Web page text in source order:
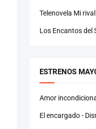
Telenovela Mi rival
Los Encantos del
ESTRENOS
Amor
El encargado -